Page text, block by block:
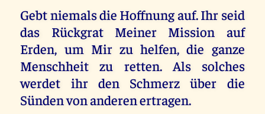
Gebt niemals die Hoffnung auf. Ihr seid
das Rückgrat Meiner Mission auf
Erden, um Mir zu helfen, die ganze
Menschheit zu retten. Als solches
werdet ihr den Schmerz über die
Sünden von anderen ertragen.